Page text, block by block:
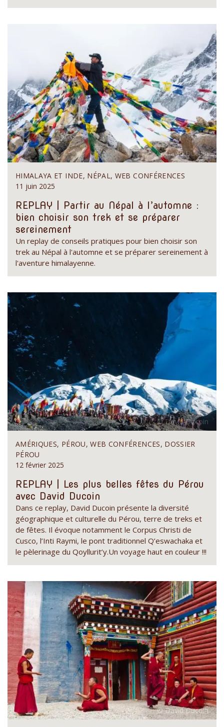
HIMALAYA ET INDE, NÉPAL, WEB CONFÉRENCES
11 juin 2025
REPLAY | Partir au Népal à l’automne :
bien choisir son trek et se préparer
sereinement
Un replay de conseils pratiques pour bien choisir son
trek au Népal à l'automne et se préparer sereinement à
l'aventure himalayenne.
AMÉRIQUES, PÉROU, WEB CONFÉRENCES, DOSSIER
PÉROU
12 février 2025
REPLAY | Les plus belles fêtes du Pérou
avec David Ducoin
Dans ce replay, David Ducoin présente la diversité
géographique et culturelle du Pérou, terre de treks et
de fêtes. Il évoque notamment le Corpus Christi de
Cusco, l’Inti Raymi, le pont traditionnel Q’eswachaka et
le pèlerinage du Qoyllurit’y.Un voyage haut en couleur !!!